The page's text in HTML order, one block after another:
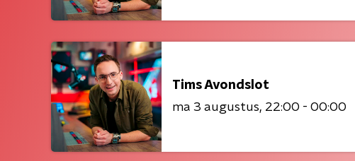
Tims Avondslot
ma 3 augustus 22:00 - 00:00